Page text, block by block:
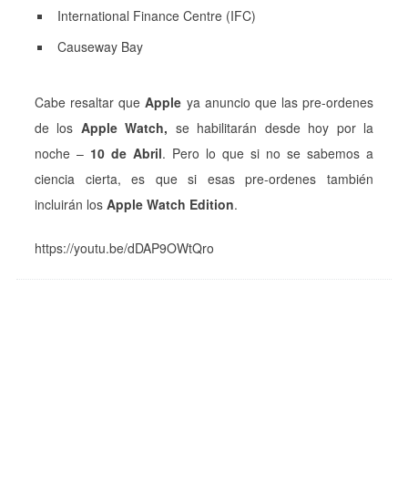
International Finance Centre (IFC)
Causeway Bay
Cabe resaltar queApple ya anuncio que las pre-ordenes
de los Apple Watch, se habilitarán desde hoy por la
noche – 10 de Abril. Pero lo que si no se sabemos a
ciencia cierta, es que si esas pre-ordenes también
incluirán los Apple Watch Edition.
https://youtu.be/dDAP9OWtQro